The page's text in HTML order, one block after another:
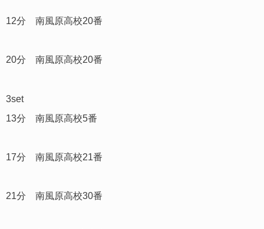
12分 南風原高校20番
20分 南風原高校20番
3set
13分 南風原高校5番
17分 南風原高校21番
21分 南風原高校30番